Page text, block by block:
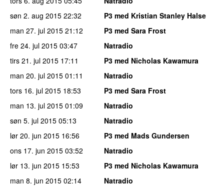
søn 2. aug 2015 22:32
P3 med Kristian Stanley Halse
man 27. jul 2015 21:12
P3 med Sara Frost
fre 24. jul 2015 03:47
Natradio
tirs 21. jul 2015 17:11
P3 med Nicholas Kawamura
man 20. jul 2015 01:11
Natradio
tors 16. jul 2015 18:53
P3 med Sara Frost
man 13. jul 2015 01:09
Natradio
søn 5. jul 2015 05:13
Natradio
lør 20. jun 2015 16:56
P3 med Mads Gundersen
ons 17. jun 2015 03:52
Natradio
lør 13. jun 2015 15:53
P3 med Nicholas Kawamura
man 8. jun 2015 02:14
Natradio